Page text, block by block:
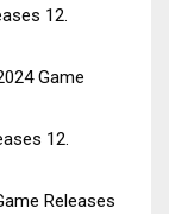
12.
Game
12.
Releases